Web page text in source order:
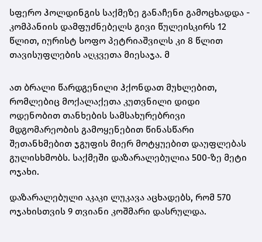
სფერო ჰოლდინგის საქმეზე განაჩენი გამოცხადდა -
კომპანიის დამფუძნებელს გივი წულეისკირს 12
წლით, იურისტ სოფო პეტრიაშვილს კი 8 წლით
თავისუფლების აღკვეთა მიესაჯა. მ
ათ ბრალი წარდგენილი ჰქონდათ მუხლებით,
რომლებიც მოქალაქეთა კუთვნილი დიდი
ოდენობით თანხების სამსახურებრივი
მდგომარეობის გამოყენებით წინასწარი
შეთანხმებით ჯგუფის მიერ მოტყუებით დაუფლებას
გულისხმობს. საქმეში დაზარალებულია 500-ზე მეტი
ოჯახი.
დაზარალებული აკაკი ლუკავა აცხადებს, რომ 570
ოჯახისთვის 9 თვიანი კოშმარი დასრულდა.